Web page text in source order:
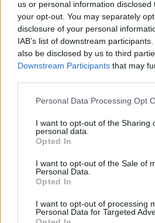
us or personal information
your opt-out. You may separately
disclosure of your personal
IAB’s list of downstream
also be disclosed by us to third
Downstream Participants that may
Please note that this website/app
not limited to your visit or usage
grant or deny consent to Google
use your data for below specified
consent section.
Personal Data Processing Opt
I want to opt-out of the Sharing
personal data.
Opted In
I want to opt-out of the Sale of
Personal Data.
Opted In
I want to opt-out of processing
Personal Data for Targeted
A hangulatos képek által
amikor az utcákon még
városkép tárul elénk, amelyre
legidősebb lakói emlékeznek, és
feledett épületek bukkannak fel,
a zsinagóga vagy a községháza.